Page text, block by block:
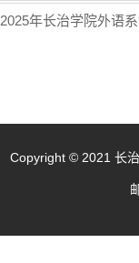
2025年长治学院外语
Copyright © 2021 长